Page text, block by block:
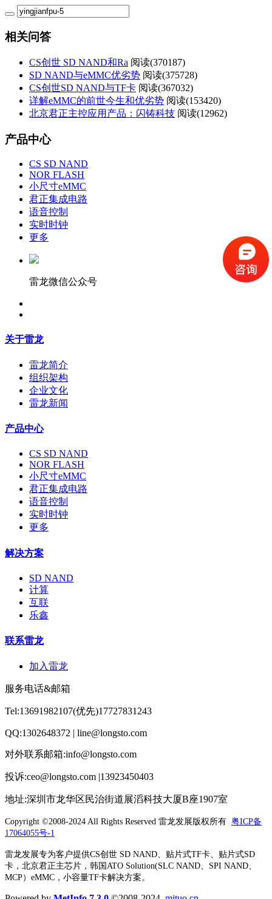
相关问答
CS创世 SD NAND和Ra 阅读(370187)
SD NAND与eMMC优劣势 阅读(375728)
CS创世SD NAND与TF卡 阅读(367032)
详解eMMC的前世今生和优劣势 阅读(153420)
北京君正主控应用产品：闪铸科技 阅读(12962)
产品中心
CS SD NAND
NOR FLASH
小尺寸eMMC
君正集成电路
语音控制
实时时钟
更多
雷龙微信公众号
关于雷龙
雷龙简介
组织架构
企业文化
雷龙新闻
产品中心
CS SD NAND
NOR FLASH
小尺寸eMMC
君正集成电路
语音控制
实时时钟
更多
解决方案
SD NAND
计算
互联
乐鑫
联系雷龙
加入雷龙
服务电话&邮箱
Tel:13691982107(优先)17727831243
QQ:1302648372 | line@longsto.com
对外联系邮箱:info@longsto.com
投诉:ceo@longsto.com |13923450403
地址:深圳市龙华区民治街道展滔科技大厦B座1907室
Copyright ©2008-2024 All Rights Reserved 雷龙发展版权所有 粤ICP备
17064055号-1
雷龙发展专为客户提供CS创世 SD NAND、贴片式TF卡、贴片式SD
卡，北京君正主芯片，韩国ATO Solution(SLC NAND、SPI NAND、
MCP）eMMC，小容量TF卡解决方案。